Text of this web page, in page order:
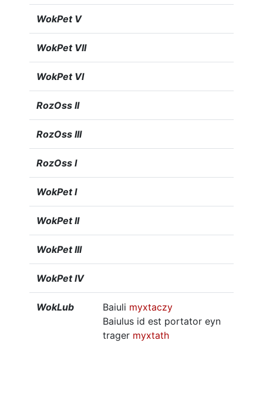
WokPet V
WokPet VII
WokPet VI
RozOss II
RozOss III
RozOss I
WokPet I
WokPet II
WokPet III
WokPet IV
WokLub Baiuli myxtaczy
Baiulus id est portator eyn
trager myxtath